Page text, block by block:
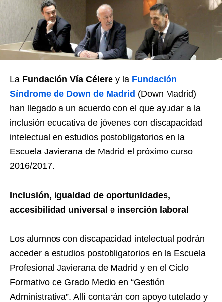
La Fundación Vía Célere y la Fundación
Síndrome de Down de Madrid (Down Madrid)
han llegado a un acuerdo con el que ayudar a la
inclusión educativa de jóvenes con discapacidad
intelectual en estudios postobligatorios en la
Escuela Javierana de Madrid el próximo curso
2016/2017.
Inclusión, igualdad de oportunidades,
accesibilidad universal e inserción laboral
Los alumnos con discapacidad intelectual podrán
acceder a estudios postobligatorios en la Escuela
Profesional Javierana de Madrid y en el Ciclo
Formativo de Grado Medio en “Gestión
Administrativa”. Allí contarán con apoyo tutelado y